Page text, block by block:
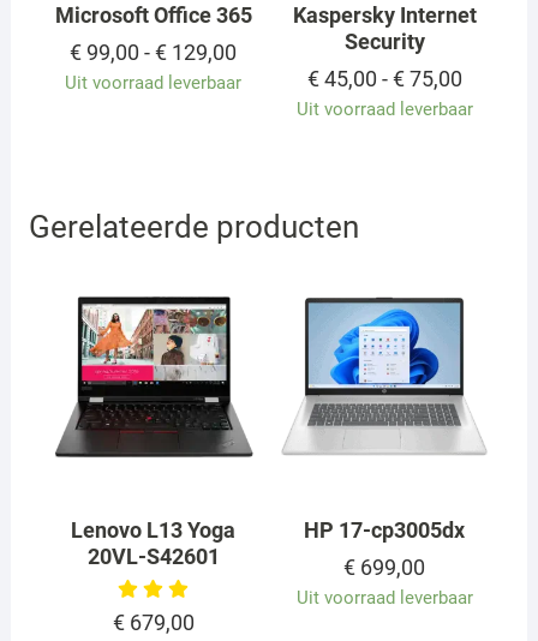
Microsoft Office 365
€ 99,00 - € 129,00
tot
€ 129,00
Uit voorraad leverbaar
Kaspersky Internet
Security
€45,00 - €75,00
tot
Uit voorraad leverbaar
Gerelateerde producten
Lenovo L13 Yoga
20VL-S42601
€679,00
HP 17-cp3005dx
€ 699,00
Uit voorraad leverbaar